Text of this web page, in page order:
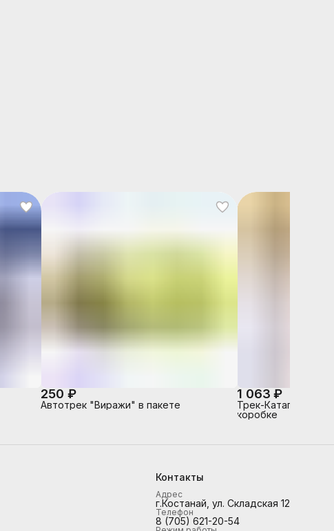
250 ₽
Автотрек "Виражи" в пакете
1 063 ₽
Трек-Катапульта
коробке
Контакты
Адрес
г.Костанай, ул. Складская 12
Телефон
8 (705) 621-20-54